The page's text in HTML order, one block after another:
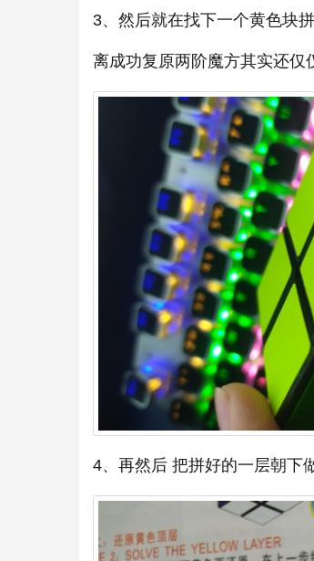
3、然后就在找下一个黄色块
离成功复原两阶魔方其实还仅
4、再然后 把拼好的一层朝下